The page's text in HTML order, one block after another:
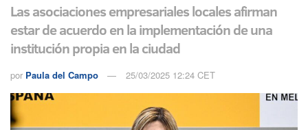
Las asociaciones empresariales locales afirman
estar de acuerdo en la implementación de una
institución propia en la ciudad
por Paula del Campo 25/03/2025 12:24 CET